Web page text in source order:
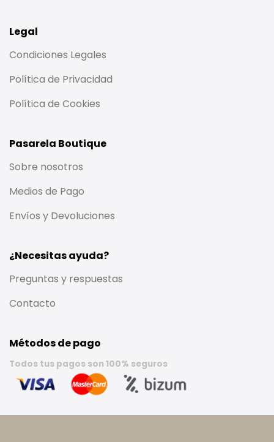
Legal
Condiciones Legales
Política de Privacidad
Política de Cookies
Pasarela Boutique
Sobre nosotros
Medios de Pago
Envíos y Devoluciones
¿Necesitas ayuda?
Preguntas y respuestas
Contacto
Métodos de pago
Todos tus pagos son 100% seguros